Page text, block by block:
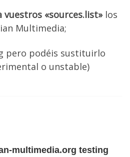
vuestros «sources.list»los
Multimedia;
pero podéis sustituirlo
o unstable)
multimedia.org testing